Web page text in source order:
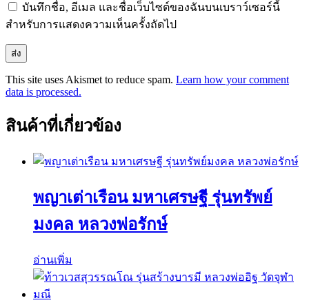
บันทึกชื่อ, อีเมล และชื่อเว็บไซต์ของฉันบนเบราว์เซอร์นี้
สำหรับการแสดงความเห็นครั้งถัดไป
This site uses Akismet to reduce spam. Learn how your comment
data is processed.
สินค้าที่เกี่ยวข้อง
พญาเต่าเรือน มหาเศรษฐี รุ่นทรัพย์
มงคล หลวงพ่อรักษ์
อ่านเพิ่ม